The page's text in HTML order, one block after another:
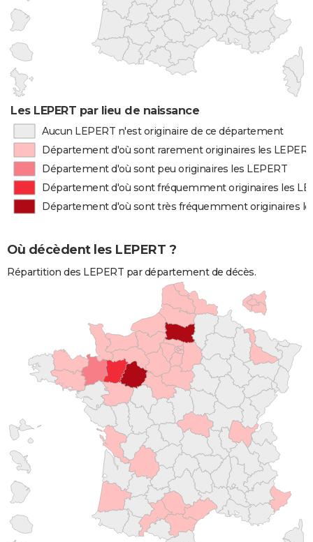
Les LEPERT par lieu de naissance
Aucun LEPERT n'est originaire de ce département
Département d'où sont rarement originaires les
Département d'où sont peu originaires les LEPERT
Département d'où sont fréquemment originaires les
Département d'où sont très fréquemment originaires
Où décèdent les LEPERT ?
Répartition des LEPERT par département de décès.